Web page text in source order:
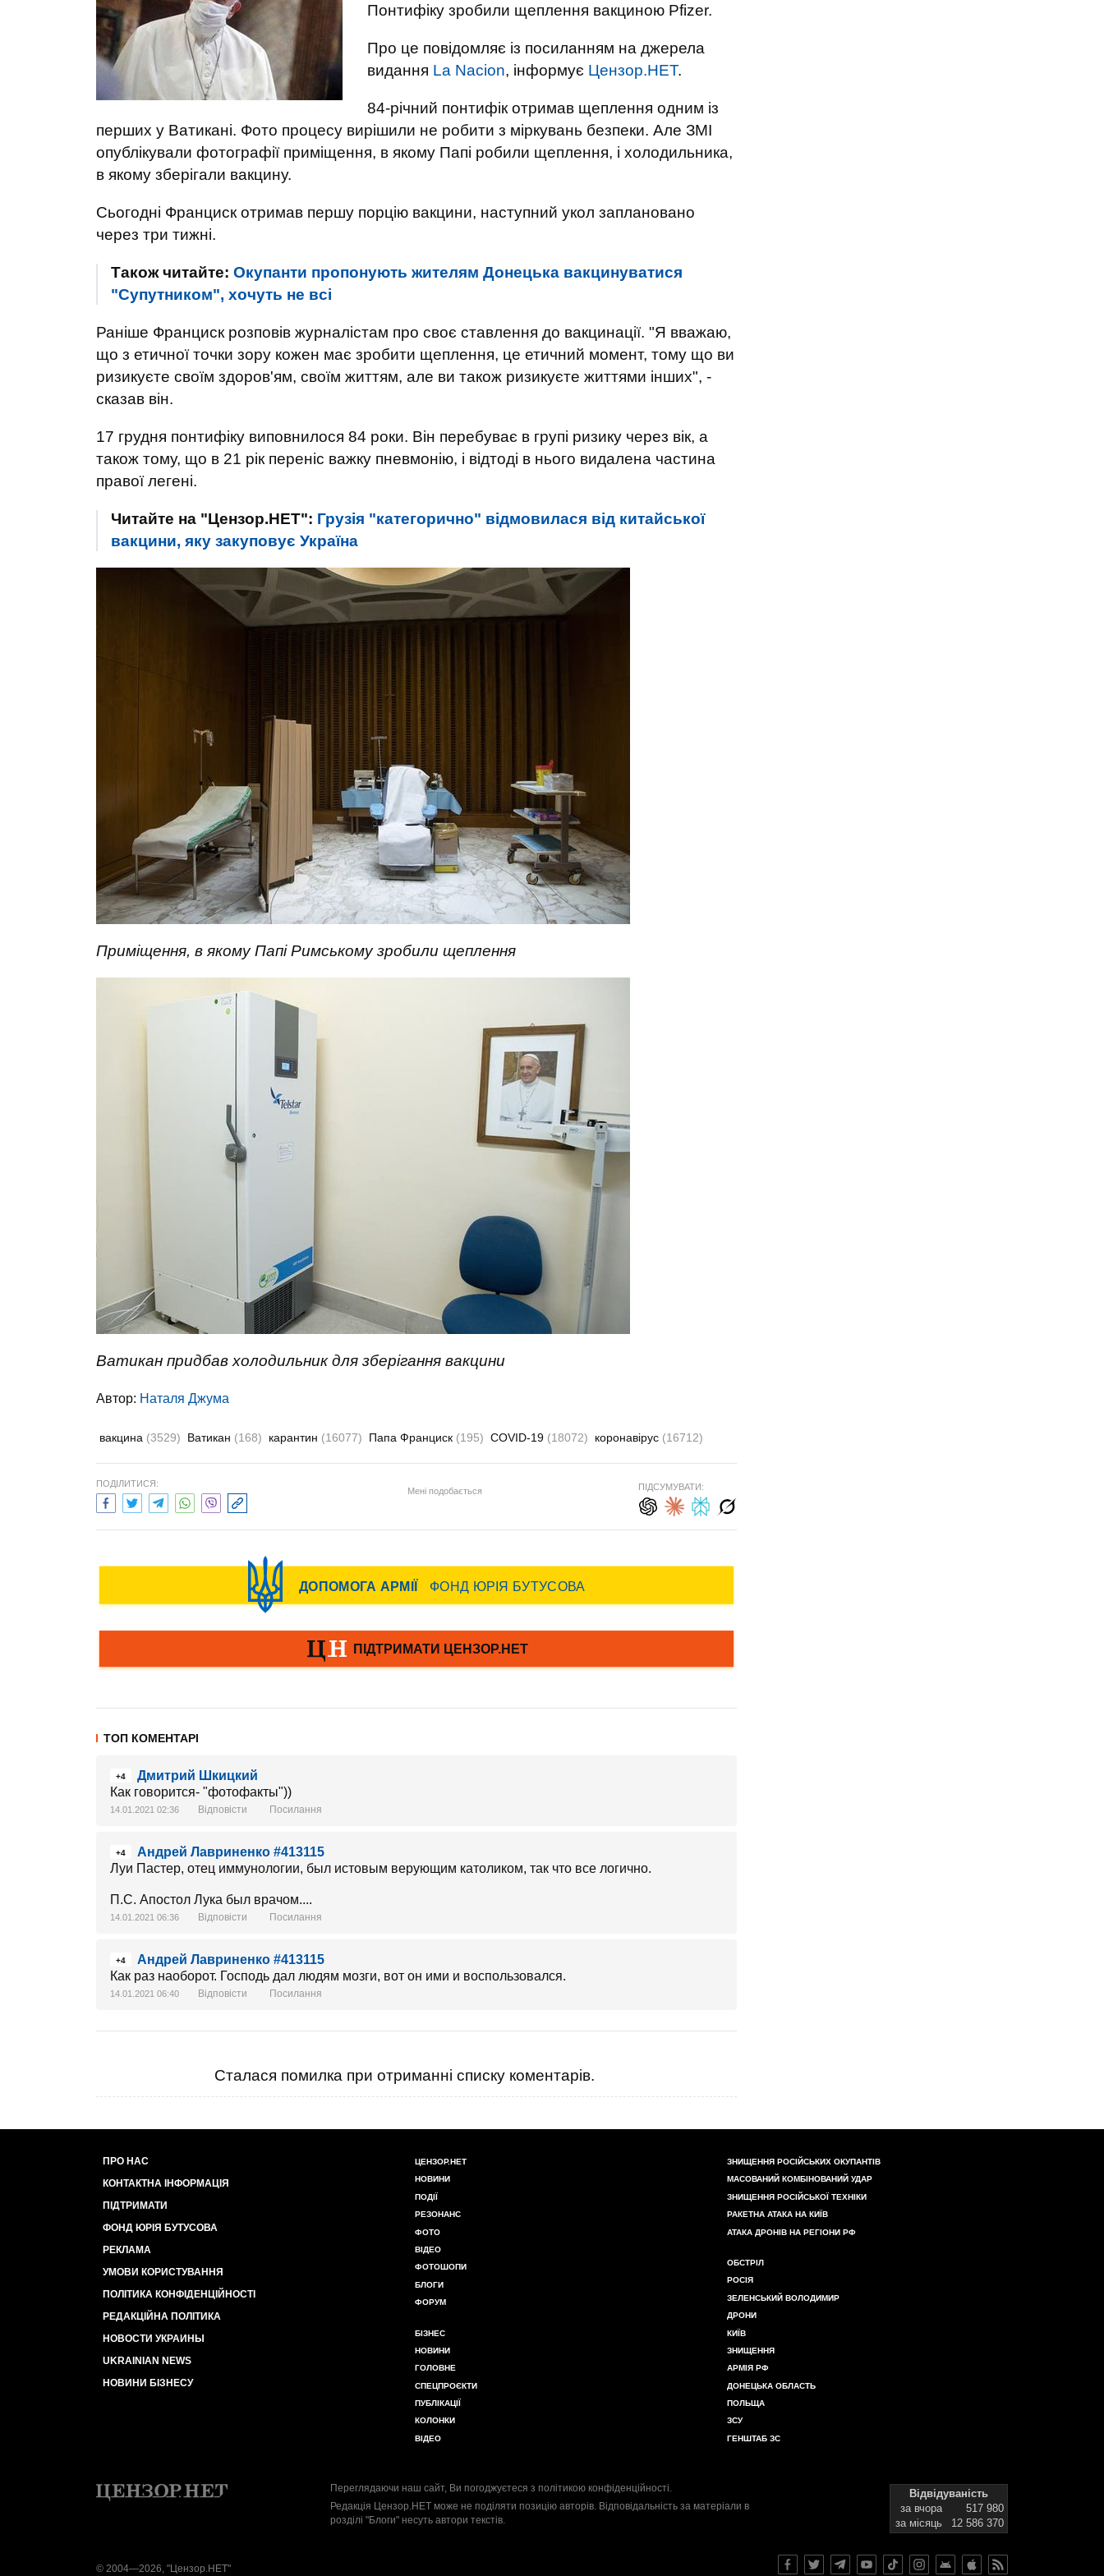
Понтифіку зробили щеплення вакциною Pfizer.
Про це повідомляє із посиланням на джерела
видання La Nacion, інформує Цензор.НЕТ.
84-річний понтифік отримав щеплення одним із
перших у Ватикані. Фото процесу вирішили не робити з міркувань безпеки. Але ЗМІ
опублікували фотографії приміщення, в якому Папі робили щеплення, і холодильника,
в якому зберігали вакцину.
Сьогодні Франциск отримав першу порцію вакцини, наступний укол заплановано
через три тижні.
Також читайте: Окупанти пропонують жителям Донецька вакцинуватися
"Супутником", хочуть не всі
Раніше Франциск розповів журналістам про своє ставлення до вакцинації. "Я вважаю,
що з етичної точки зору кожен має зробити щеплення, це етичний момент, тому що ви
ризикуєте своїм здоров'ям, своїм життям, але ви також ризикуєте життями інших", -
сказав він.
17 грудня понтифіку виповнилося 84 роки. Він перебуває в групі ризику через вік, а
також тому, що в 21 рік переніс важку пневмонію, і відтоді в нього видалена частина
правої легені.
Читайте на "Цензор.НЕТ": Грузія "категорично" відмовилася від китайської
вакцини, яку закуповує Україна
Приміщення, в якому Папі Римському зробили щеплення
Ватикан придбав холодильник для зберігання вакцини
Автор: Наталя Джума
вакцина (3529) Ватикан (168) карантин (16077) Папа Франциск (195) COVID-19 (18072) коронавірус (16712)
ПОДІЛИТИСЯ:
Мені подобається ПІДСУМУВАТИ:
ТОП КОМЕНТАРІ
+4
Дмитрий Шкицкий
Как говорится- "фотофакты"))
14.01.2021 02:36 Відповісти Посилання
+4
Андрей Лавриненко #413115
Луи Пастер, отец иммунологии, был истовым верующим католиком, так что все логично.
П.С. Апостол Лука был врачом....
14.01.2021 06:36 Відповісти Посилання
+4
Андрей Лавриненко #413115
Как раз наоборот. Господь дал людям мозги, вот он ими и воспользовался.
14.01.2021 06:40 Відповісти Посилання
Сталася помилка при отриманні списку коментарів.
ПРО НАС
КОНТАКТНА ІНФОРМАЦІЯ
ПІДТРИМАТИ
ФОНД ЮРІЯ БУТУСОВА
РЕКЛАМА
УМОВИ КОРИСТУВАННЯ
ПОЛІТИКА КОНФІДЕНЦІЙНОСТІ
РЕДАКЦІЙНА ПОЛІТИКА
НОВОСТИ УКРАИНЫ
UKRAINIAN NEWS
НОВИНИ БІЗНЕСУ
ЦЕНЗОР.НЕТ
НОВИНИ
ПОДІЇ
РЕЗОНАНС
ФОТО
ВІДЕО
ФОТОШОПИ
БЛОГИ
ФОРУМ
БІЗНЕС
НОВИНИ
ГОЛОВНЕ
СПЕЦПРОЄКТИ
ПУБЛІКАЦІЇ
КОЛОНКИ
ВІДЕО
ЗНИЩЕННЯ РОСІЙСЬКИХ ОКУПАНТІВ
МАСОВАНИЙ КОМБІНОВАНИЙ УДАР
ЗНИЩЕННЯ РОСІЙСЬКОЇ ТЕХНІКИ
РАКЕТНА АТАКА НА КИЇВ
АТАКА ДРОНІВ НА РЕГІОНИ РФ
ОБСТРІЛ
РОСІЯ
ЗЕЛЕНСЬКИЙ ВОЛОДИМИР
ДРОНИ
КИЇВ
ЗНИЩЕННЯ
АРМІЯ РФ
ДОНЕЦЬКА ОБЛАСТЬ
ПОЛЬЩА
ЗСУ
ГЕНШТАБ ЗС
Переглядаючи наш сайт, Ви погоджуєтеся з політикою конфіденційності.
Редакція Цензор.НЕТ може не поділяти позицію авторів. Відповідальність за матеріали в
розділі "Блоги" несуть автори текстів.
Відвідуваність
за вчора
517 980
за місяць
12 586 370
© 2004—2026, "Цензор.НЕТ"